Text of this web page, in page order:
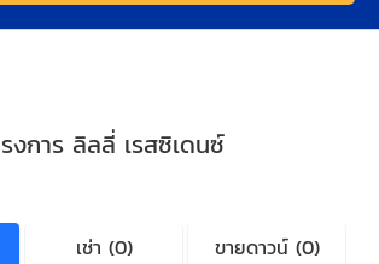
งการ ลิลลี่ เรสซิเดนซ์
เช่า (0) ขายดาวน์ (0)